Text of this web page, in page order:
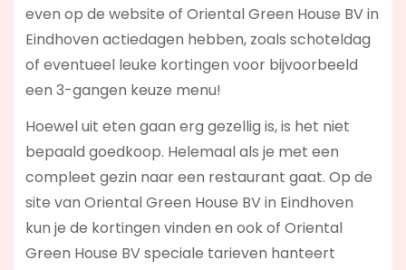
even op de website of Oriental Green House BV in
Eindhoven actiedagen hebben, zoals schoteldag
of eventueel leuke kortingen voor bijvoorbeeld
een 3-gangen keuze menu!
Hoewel uit eten gaan erg gezellig is, is het niet
bepaald goedkoop. Helemaal als je met een
compleet gezin naar een restaurant gaat. Op de
site van Oriental Green House BV in Eindhoven
kun je de kortingen vinden en ook of Oriental
Green House BV speciale tarieven hanteert